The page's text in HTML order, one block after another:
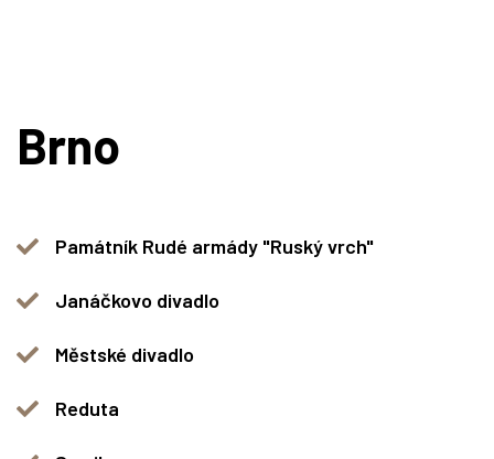
Brno
Památník Rudé armády "Ruský vrch"
Janáčkovo divadlo
Městské divadlo
Reduta